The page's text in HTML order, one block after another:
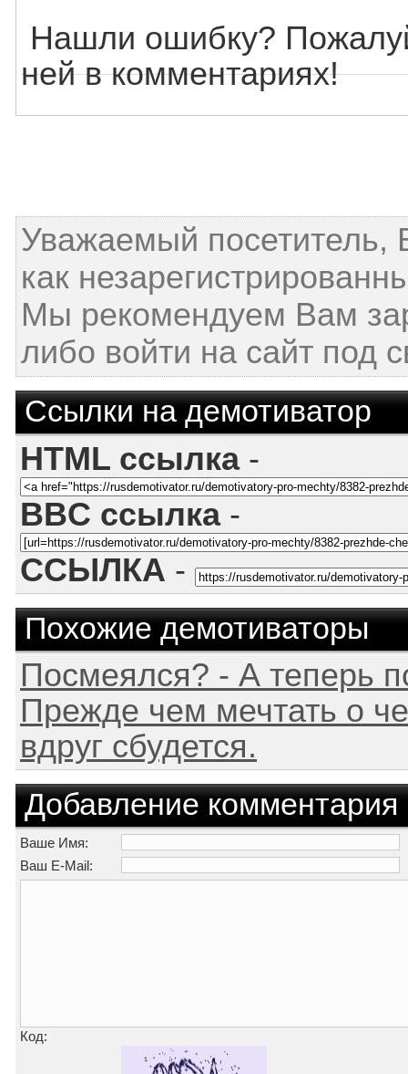
Нашли ошибку?
ней в комментариях!
Уважаемый посетитель,
как
Мы рекомендуем Вам
либо войти на сайт под
Ссылки на демотиватор
HTML ссылка-
BBC ссылка-
ССЫЛКА -
Похожие демотиваторы
Посмеялся? - А теперь
Прежде чем мечтать о
вдруг сбудется.
Добавление комментария
Ваше Имя:
Ваш E-Mail:
Код: